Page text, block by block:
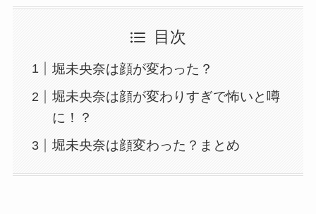
目次
堀未央奈は顔が変わった？
堀未央奈は顔が変わりすぎで怖いと噂
に！？
堀未央奈は顔変わった？まとめ